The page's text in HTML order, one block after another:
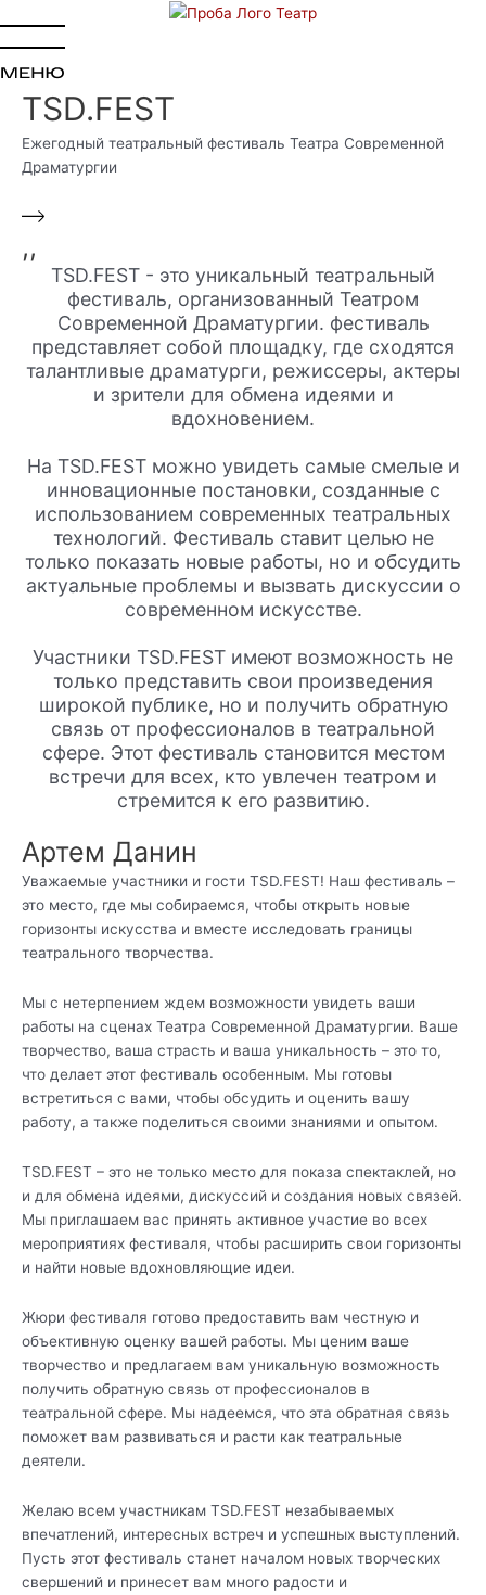
TSD.FEST
Ежегодный театральный фестиваль Театра Современной
Драматургии
,,
TSD.FEST - это уникальный театральный
фестиваль, организованный Театром
Современной Драматургии. фестиваль
представляет собой площадку, где сходятся
талантливые драматурги, режиссеры, актеры
и зрители для обмена идеями и
вдохновением.
На TSD.FEST можно увидеть самые смелые и
инновационные постановки, созданные с
использованием современных театральных
технологий. Фестиваль ставит целью не
только показать новые работы, но и обсудить
актуальные проблемы и вызвать дискуссии о
современном искусстве.
Участники TSD.FEST имеют возможность не
только представить свои произведения
широкой публике, но и получить обратную
связь от профессионалов в театральной
сфере. Этот фестиваль становится местом
встречи для всех, кто увлечен театром и
стремится к его развитию.
Артем Данин
Уважаемые участники и гости TSD.FEST! Наш фестиваль –
это место, где мы собираемся, чтобы открыть новые
горизонты искусства и вместе исследовать границы
театрального творчества.
Мы с нетерпением ждем возможности увидеть ваши
работы на сценах Театра Современной Драматургии. Ваше
творчество, ваша страсть и ваша уникальность – это то,
что делает этот фестиваль особенным. Мы готовы
встретиться с вами, чтобы обсудить и оценить вашу
работу, а также поделиться своими знаниями и опытом.
TSD.FEST – это не только место для показа спектаклей, но
и для обмена идеями, дискуссий и создания новых связей.
Мы приглашаем вас принять активное участие во всех
мероприятиях фестиваля, чтобы расширить свои горизонты
и найти новые вдохновляющие идеи.
Жюри фестиваля готово предоставить вам честную и
объективную оценку вашей работы. Мы ценим ваше
творчество и предлагаем вам уникальную возможность
получить обратную связь от профессионалов в
театральной сфере. Мы надеемся, что эта обратная связь
поможет вам развиваться и расти как театральные
деятели.
Желаю всем участникам TSD.FEST незабываемых
впечатлений, интересных встреч и успешных выступлений.
Пусть этот фестиваль станет началом новых творческих
свершений и принесет вам много радости и